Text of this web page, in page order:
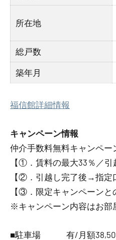
所在地
総戸数
築年月
福信館詳細情報
キャンペーン情報
仲介手数料無料キャンペー
【①．賃料の最大33％／引
【②．引越し完了後→指定
【③．限定キャンペーンと
※キャンペーン内容はお部
■駐車場 有/月額